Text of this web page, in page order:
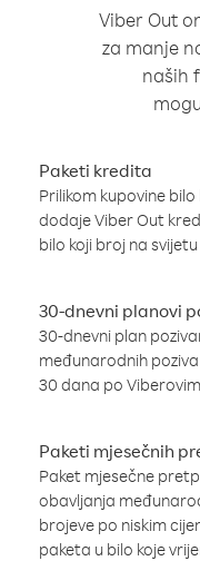
Viber Out
za manje
naših
Paketi kredita
Prilikom kupovine
dodaje Viber Out
bilo koji broj na
30-dnevni planovi
30-dnevni plan
međunarodnih
30 dana po
Paketi mjesečnih
Paket mjesečne
obavljanja
brojeve po niskim
paketa u bilo koje